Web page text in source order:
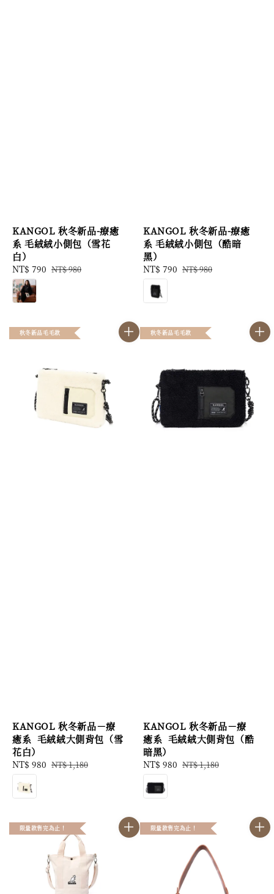
KANGOL 秋冬新品-療癒
系 毛絨絨小側包（雪花
白）
Sale
price
NT$ 790 Regular
NT$ 980
KANGOL 秋冬新品-療癒
系 毛絨絨小側包（酷暗
黑）
Sale
price
NT$ 790 Regular
NT$ 980
秋冬新品毛毛款
KANGOL 秋冬新品－療
癒系 毛絨絨大側背包（雪
花白）
Sale
price
NT$ 980 Regular
NT$ 1,180
秋冬新品毛毛款
KANGOL 秋冬新品－療
癒系 毛絨絨大側背包（酷
暗黑）
Sale
price
NT$ 980 Regular
NT$ 1,180
限量款售完為止！ 限量款售完為止！